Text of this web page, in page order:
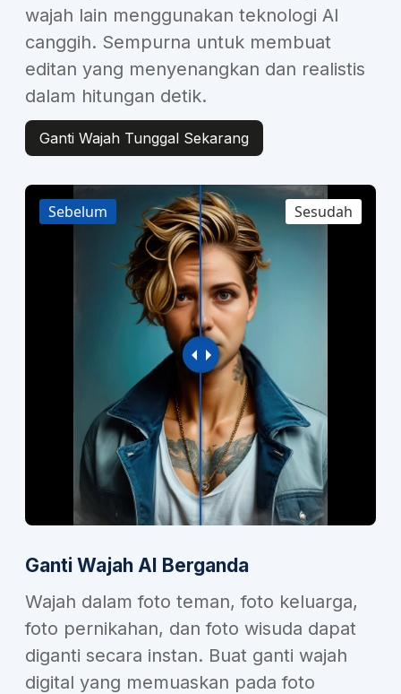
wajah lain menggunakan teknologi AI
canggih. Sempurna untuk membuat
editan yang menyenangkan dan realistis
dalam hitungan detik.
Ganti Wajah Tunggal Sekarang
Sesudah
Sebelum
Ganti Wajah AI Berganda
Wajah dalam foto teman, foto keluarga,
foto pernikahan, dan foto wisuda dapat
diganti secara instan. Buat ganti wajah
digital yang memuaskan pada foto